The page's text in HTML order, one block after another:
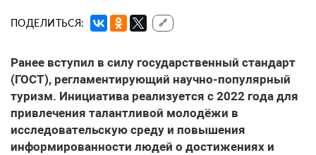
ПОДЕЛИТЬСЯ: 🔗
Ранее вступил в силу государственный стандарт
(ГОСТ), регламентирующий научно-популярный
туризм. Инициатива реализуется с 2022 года для
привлечения талантливой молодёжи в
исследовательскую среду и повышения
информированности людей о достижениях и